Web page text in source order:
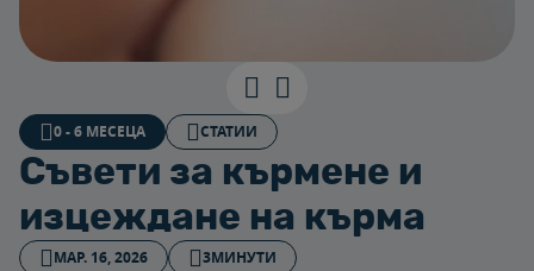
0 - 6 МЕСЕЦА СТАТИИ
Съвети за кърмене и
изцеждане на кърма
МАР. 16, 2026 3МИНУТИ